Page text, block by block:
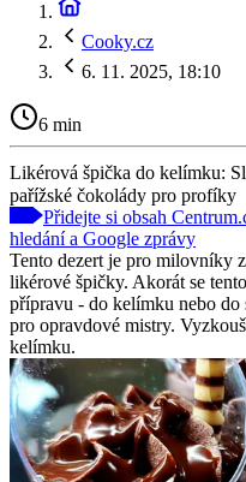
Cooky.cz
6. 11. 2025, 18:10
6 min
Likérová špička do kelímku:
pařížské čokolády pro profíky
Přidejte si obsah
hledání a Google zprávy
Tento dezert je pro milovníky
likérové špičky. Akorát se
přípravu - do kelímku nebo
pro opravdové mistry.
kelímku.